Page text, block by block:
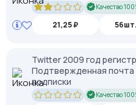
Качество
21,25 ₽ 56шт.
Twitter 2009 год
Подтвержденная
подписки
Качество